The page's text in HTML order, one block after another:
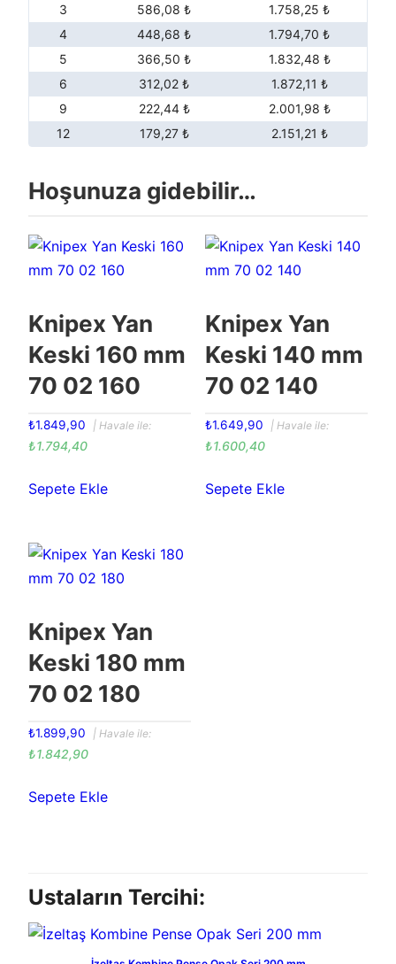
3
586,08 ₺
1.758,25 ₺
4
448,68 ₺
1.794,70 ₺
5
366,50 ₺
1.832,48 ₺
6
312,02 ₺
1.872,11 ₺
9
222,44 ₺
2.001,98 ₺
12
179,27 ₺ 2.151,21 ₺
Hoşunuza gidebilir…
Knipex Yan
Keski 160 mm
70 02 160
₺1.849,90 | Havale ile:
₺1.794,40
Sepete Ekle
Knipex Yan
Keski 140 mm
70 02 140
₺1.649,90 | Havale ile:
₺1.600,40
Sepete Ekle
Knipex Yan
Keski 180 mm
70 02 180
₺1.899,90 | Havale ile:
₺1.842,90
Sepete Ekle
Ustaların Tercihi: